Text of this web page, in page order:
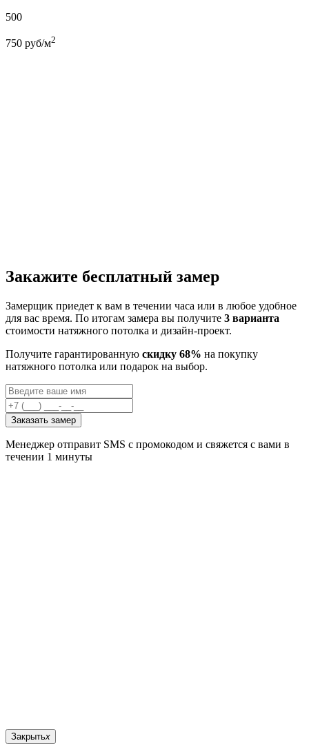
500
750 руб/м2
Закажите бесплатный замер
Замерщик приедет к вам в течении часа или в любое удобное
для вас время. По итогам замера вы получите 3 варианта
стоимости натяжного потолка и дизайн-проект.
Получите гарантированную скидку 68% на покупку
натяжного потолка или подарок на выбор.
Заказать замер
Менеджер отправит SMS с промокодом и свяжется с вами в
течении 1 минуты
Закрытьx